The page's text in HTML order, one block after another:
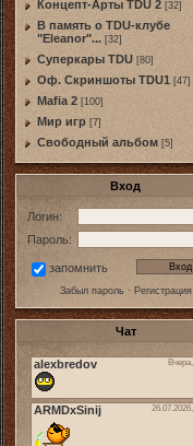
Концепт-Арты TDU 2 [32]
В память о TDU-клубе
"Eleanor"... [32]
Суперкары TDU [80]
Оф. Скриншоты TDU1 [47]
Mafia 2 [100]
Мир игр [7]
Свободный альбом [5]
Вход
Логин:
Пароль:
запомнить
Забыл пароль· Регистрация
Чат